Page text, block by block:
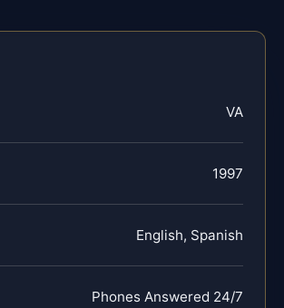
VA
1997
English, Spanish
Phones Answered 24/7